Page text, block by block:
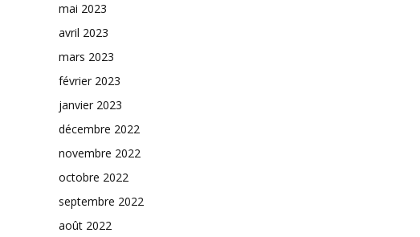
mai 2023
avril 2023
mars 2023
février 2023
janvier 2023
décembre 2022
novembre 2022
octobre 2022
septembre 2022
août 2022